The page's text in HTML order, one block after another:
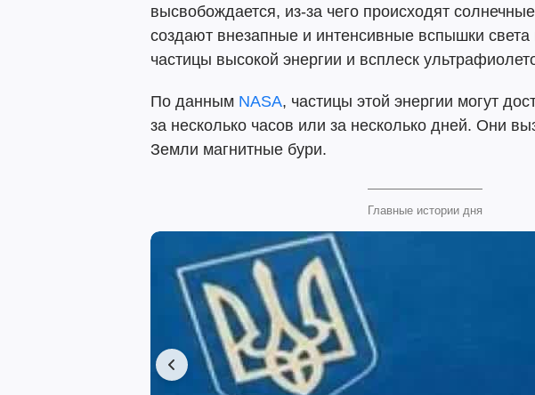
высвобождается, из-за чего происходят
создают внезапные и интенсивные вспышки
частицы высокой энергии и всплеск
По данным NASA, частицы этой энергии могут
за несколько часов или за несколько дней. Они
Земли магнитные бури.
Главные истории дня